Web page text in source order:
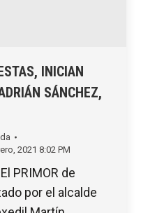
INICIAN
SÁNCHEZ,
2021 8:02 PM
PRIMOR de
por el alcalde